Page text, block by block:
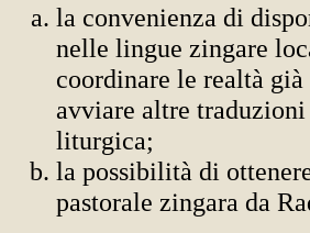
la convenienza di
nelle lingue zingare
coordinare le realtà
avviare altre
liturgica;
la possibilità di
pastorale zingara da